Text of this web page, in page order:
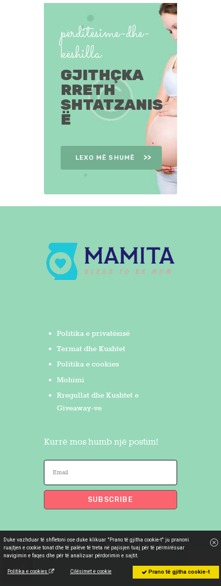
përditësime-dhe-
këshilla
GJITHÇKA
RRETH
SHTATZANIS
Ë
LEXO MË SHUMË
Politika e privatësisë
Termat dhe Kushtet
Politika e cookies
Mohimi
Rregullat dhe Kushtet e
Giveaway-ve
Kurrë mos humb një postim!
Flakron Saidi© 2026. All Rights
Reserved.
Duke vazhduar të shfletoni ose duke klikuar "Prano të gjitha cookie-t" ju pranoni
ruajtjen e cookie tonat dhe të palëve të treta në pajisjen tuaj për të përmirësuar
navigimin e faqes dhe për të analizuar përdorimin e sajtit.
Politika e cookies Cilësimet e cookie Prano të gjitha cookie-t